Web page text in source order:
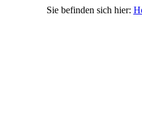
Sie befinden sich hier: